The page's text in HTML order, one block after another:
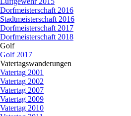
Dorfmeisterschaft 2016
Stadtmeisterschaft 2016
Dorfmeisterschaft 2017
Dorfmeisterschaft 2018
Golf▼
Golf 2017
Vatertagswanderungen
Vatertag 2001
Vatertag 2002
Vatertag 2007
Vatertag 2009
Vatertag 2010